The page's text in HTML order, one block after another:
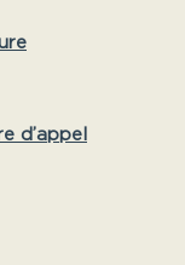
d’appel